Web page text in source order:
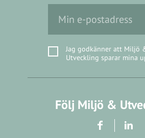
Jag godkänner att Miljö
Utveckling sparar mina
Följ Miljö &